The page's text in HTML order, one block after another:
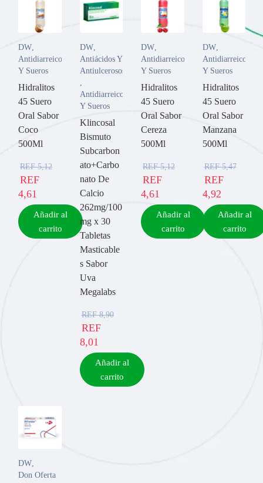
DW
Antidiarreicos
Y Sueros
Hidralitos
45 Suero
Oral Sabor
Coco
500Ml
REF5,12
REF
4,61
Añadir al
carrito
DW,
Antiácidos Y
Antiulcerosos
Antidiarreicos
Y Sueros
Klincosal
Bismuto
Subcarbon
ato+Carbo
nato De
Calcio
262mg/100
mg x 30
Tabletas
Masticable
s Sabor
Uva
Megalabs
REF8,90
REF
8,01
Añadir al
carrito
DW
Antidiarreicos
Y Sueros
Hidralitos
45 Suero
Oral Sabor
Cereza
500Ml
REF5,12
REF
4,61
Añadir al
carrito
DW,
Antidiarreicos
Y Sueros
Hidralitos
45 Suero
Oral Sabor
Manzana
500Ml
REF5,47
REF
4,92
Añadir al
carrito
DW,
Don Oferta